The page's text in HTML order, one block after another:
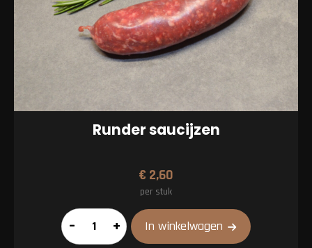
Runder saucijzen
€ 2,60
per stuk
Runder
saucijzen
– + In winkelwagen